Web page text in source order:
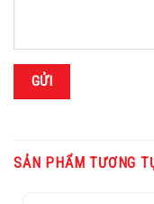
SẢN PHẨM TƯƠNG